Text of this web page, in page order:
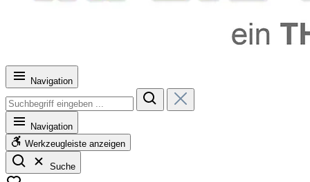
Navigation
Navigation
Werkzeugleiste anzeigen
Suche